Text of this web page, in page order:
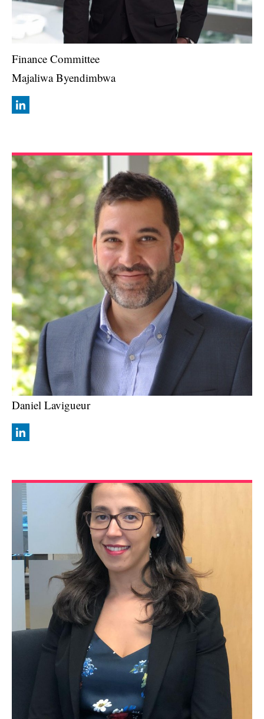
Finance Committee
Majaliwa Byendimbwa
Daniel Lavigueur